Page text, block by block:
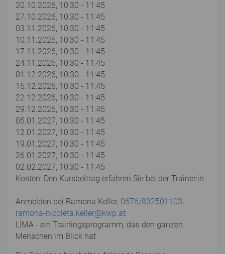
20.10.2026, 10:30 - 11:45
27.10.2026, 10:30 - 11:45
03.11.2026, 10:30 - 11:45
10.11.2026, 10:30 - 11:45
17.11.2026, 10:30 - 11:45
24.11.2026, 10:30 - 11:45
01.12.2026, 10:30 - 11:45
15.12.2026, 10:30 - 11:45
22.12.2026, 10:30 - 11:45
29.12.2026, 10:30 - 11:45
05.01.2027, 10:30 - 11:45
12.01.2027, 10:30 - 11:45
19.01.2027, 10:30 - 11:45
26.01.2027, 10:30 - 11:45
02.02.2027, 10:30 - 11:45
Kosten: Den Kursbeitrag erfahren Sie bei der Trainer:in
Anmelden bei Ramona Keller, 0676/832501103,
ramona-nicoleta.keller@kwp.at
LIMA - ein Trainingsprogramm, das den ganzen
Menschen im Blick hat